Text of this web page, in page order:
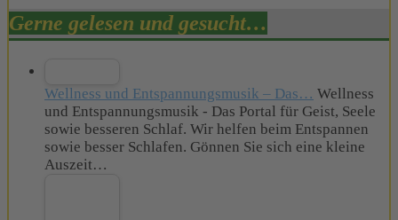
Gerne gelesen und gesucht…
Wellness und Entspannungsmusik – Das… Wellness
und Entspannungsmusik - Das Portal für Geist, Seele
sowie besseren Schlaf. Wir helfen beim Entspannen
sowie besser Schlafen. Gönnen Sie sich eine kleine
Auszeit…